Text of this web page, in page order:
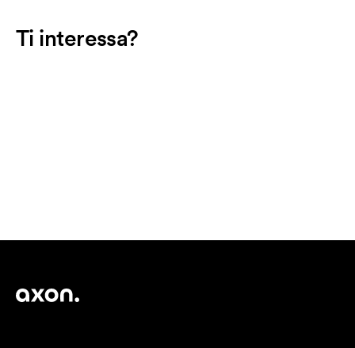
Ti interessa?